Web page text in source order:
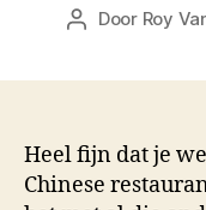
Berichtauteur
Door Roy
Heel fijn dat je
Chinese